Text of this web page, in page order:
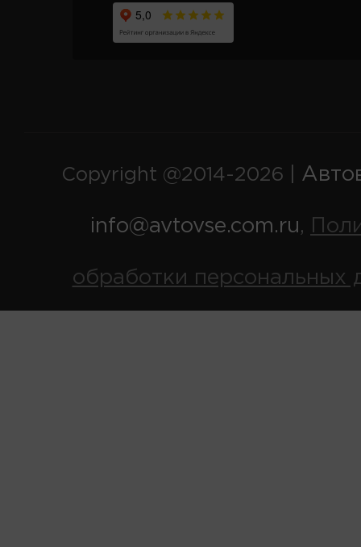
Copyright @2014-2026 |
info@avtovse.com.ru,
обработки персональных